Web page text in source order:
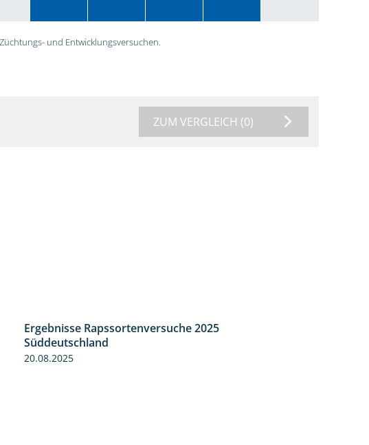
und Entwicklungsversuchen.
ZUM VERGLEICH (0)
Ergebnisse Rapssortenversuche 2025
Süddeutschland
20.08.2025